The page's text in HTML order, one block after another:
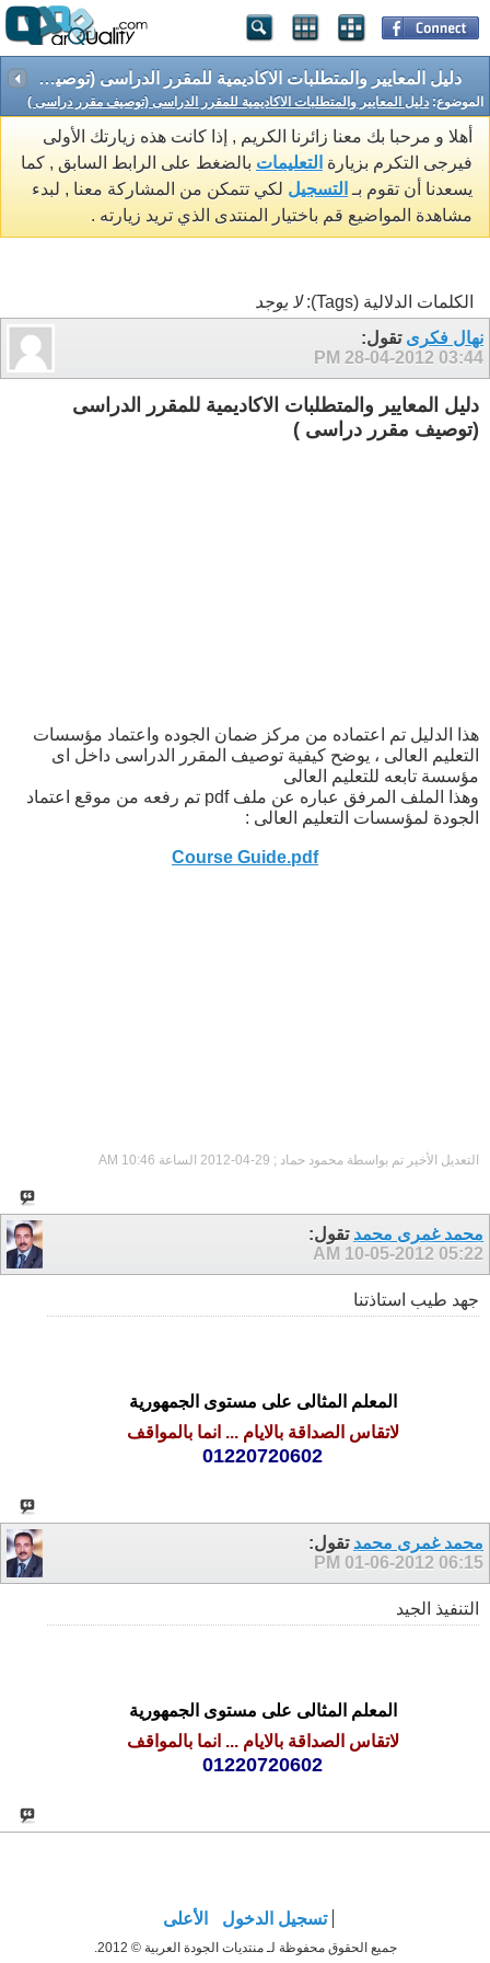
دليل المعايير والمتطلبات الاكاديمية للمقرر الدراسى (توصيف مقرر دراسى )
الموضوع: دليل المعايير والمتطلبات الاكاديمية للمقرر الدراسى (توصيف مقرر دراسى )
أهلا و مرحبا بك معنا زائرنا الكريم , إذا كانت هذه زيارتك الأولى
فيرجى التكرم بزيارة التعليمات بالضغط على الرابط السابق , كما
يسعدنا أن تقوم بـ التسجيل لكي تتمكن من المشاركة معنا , لبدء
مشاهدة المواضيع قم باختيار المنتدى الذي تريد زيارته .
الكلمات الدلالية (Tags):
لا يوجد
نهال فكرى تقول:
28-04-2012 03:44 PM
دليل المعايير والمتطلبات الاكاديمية للمقرر الدراسى
(توصيف مقرر دراسى )
هذا الدليل تم اعتماده من مركز ضمان الجوده واعتماد مؤسسات
التعليم العالى ، يوضح كيفية توصيف المقرر الدراسى داخل اى
مؤسسة تابعه للتعليم العالى
وهذا الملف المرفق عباره عن ملف pdf تم رفعه من موقع اعتماد
الجودة لمؤسسات التعليم العالى :
Course Guide.pdf
التعديل الأخير تم بواسطة محمود حماد ; 29-04-2012 الساعة 10:46 AM
محمد غمرى محمد تقول:
10-05-2012 05:22 AM
جهد طيب استاذتنا
المعلم المثالى على مستوى الجمهورية
لاتقاس الصداقة بالايام ... انما بالمواقف
01220720602
محمد غمرى محمد تقول:
01-06-2012 06:15 PM
التنفيذ الجيد
المعلم المثالى على مستوى الجمهورية
لاتقاس الصداقة بالايام ... انما بالمواقف
01220720602
تسجيل الدخول الأعلى
جميع الحقوق محفوظة لـ منتديات الجودة العربية © 2012.